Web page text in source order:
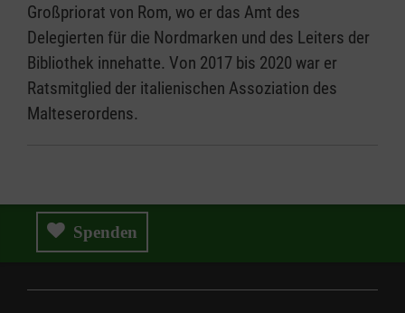
Großpriorat von Rom, wo er das Amt des
Delegierten für die Nordmarken und des Leiters der
Bibliothek innehatte. Von 2017 bis 2020 war er
Ratsmitglied der italienischen Assoziation des
Malteserordens.
Spenden